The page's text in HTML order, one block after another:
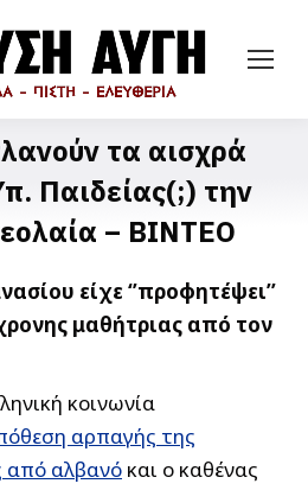
τα αισχρά
Παιδείας(;) την
– ΒΙΝΤΕΟ
είχε ‘’προφητέψει’’
μαθήτριας από τον
κοινωνία
αρπαγής της
από αλβανό και ο καθένας